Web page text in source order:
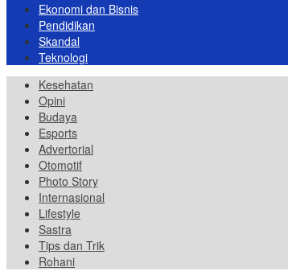
Ekonomi dan Bisnis
Pendidikan
Skandal
Teknologi
Kesehatan
Opini
Budaya
Esports
Advertorial
Otomotif
Photo Story
Internasional
Lifestyle
Sastra
Tips dan Trik
Rohani